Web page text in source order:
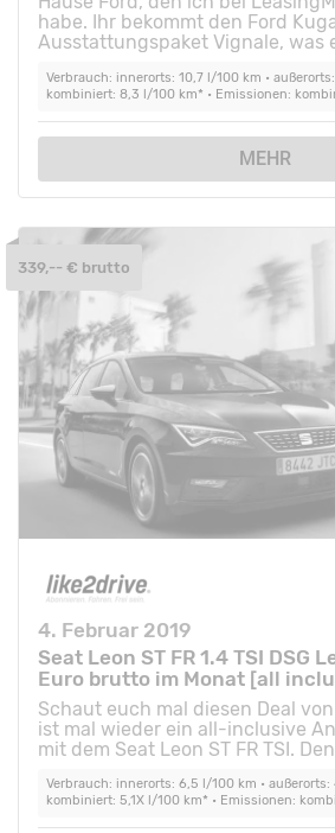
habe. Ihr bekommt den Ford
Ausstattungspaket Vignale, was
Verbrauch: innerorts: 10,7 l/100 km •
kombiniert: 8,3 l/100 km* • Emissionen:
MEHR
4. Februar 2019
Seat Leon ST FR 1.4 TSI DSG
Euro brutto im Monat [all
Schaut euch mal diesen Deal
ist mal wieder ein all-inclusive
mit dem Seat Leon ST FR TSI.
Verbrauch: innerorts: 6,5 l/100 km • außerorts:
kombiniert: 5,1X l/100 km* • Emissionen:
339,-- € brutto